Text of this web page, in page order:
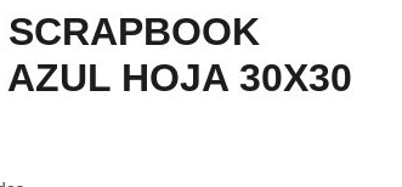
SCRAPBOOK
HOJA 30X30
PEGAMENTO DE BARRA
PRITT STICK